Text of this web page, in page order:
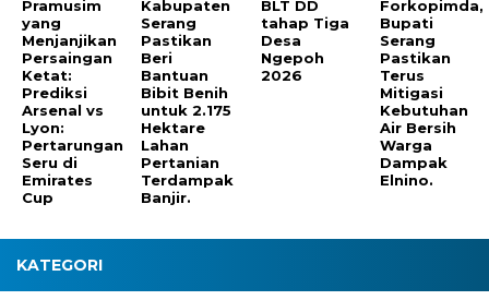
Pramusim
yang
Menjanjikan
Persaingan
Ketat:
Prediksi
Arsenal vs
Lyon:
Pertarungan
Seru di
Emirates
Cup
Kabupaten
Serang
Pastikan
Beri
Bantuan
Bibit Benih
untuk 2.175
Hektare
Lahan
Pertanian
Terdampak
Banjir.
BLT DD
tahap Tiga
Desa
Ngepoh
2026
Forkopimda,
Bupati
Serang
Pastikan
Terus
Mitigasi
Kebutuhan
Air Bersih
Warga
Dampak
Elnino.
KATEGORI